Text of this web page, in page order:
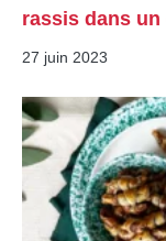
rassis dans un
27 juin 2023